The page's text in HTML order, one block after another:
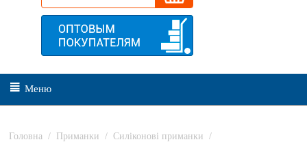
Меню
Головна / Приманки / Силіконові приманки
/